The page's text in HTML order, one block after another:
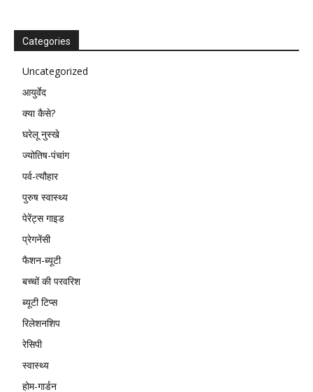
Categories
Uncategorized
आयुर्वेद
क्या कैसे?
घरेलू नुस्खे
ज्योतिष-पंचांग
पर्व-त्यौहार
पुरुष स्वास्थ्य
पेरेंट्स गाइड
प्रेगनेंसी
फैशन-ब्यूटी
बच्चों की परवरिश
ब्यूटी टिप्स
रिलेशनशिप
रेसिपी
स्वास्थ्य
होम-गार्डन